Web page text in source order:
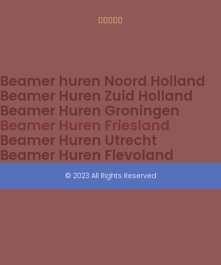
    
Beamer huren Noord Holland
Beamer Huren Zuid Holland
Beamer Huren Groningen
Beamer Huren Friesland
Beamer Huren Utrecht
Beamer Huren Flevoland
© 2023 All Rights Reserved